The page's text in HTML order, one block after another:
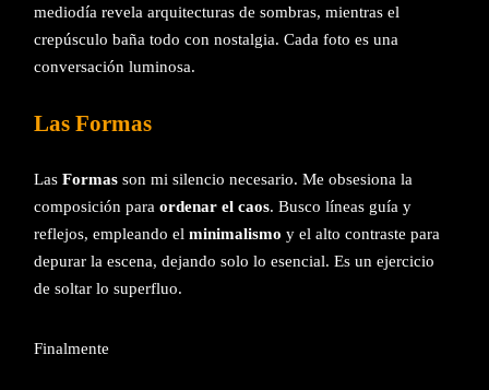
mediodía revela arquitecturas de sombras, mientras el
crepúsculo baña todo con nostalgia. Cada foto es una
conversación luminosa.
Las Formas
LasFormas son mi silencio necesario. Me obsesiona la
composición paraordenar el caos. Busco líneas guía y
reflejos, empleando elminimalismo y el alto contraste para
depurar la escena, dejando solo lo esencial. Es un ejercicio
de soltar lo superfluo.
Finalmente